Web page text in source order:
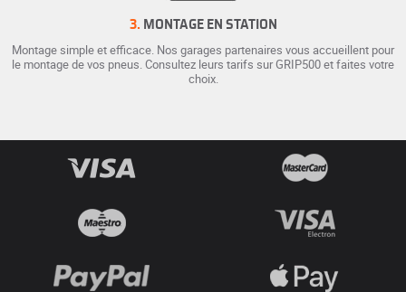
3. MONTAGE EN STATION
Montage simple et efficace. Nos garages partenaires vous accueillent pour
le montage de vos pneus. Consultez leurs tarifs sur GRIP500 et faites votre
choix.